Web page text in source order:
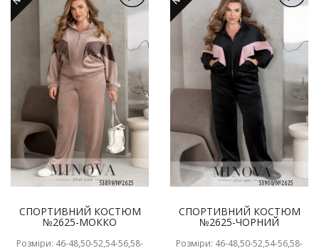
СПОРТИВНИЙ КОСТЮМ
№2625-МОККО
Розміри: 46-48,50-52,54-56,58-
СПОРТИВНИЙ КОСТЮМ
№2625-ЧОРНИЙ
Розміри: 46-48,50-52,54-56,58-